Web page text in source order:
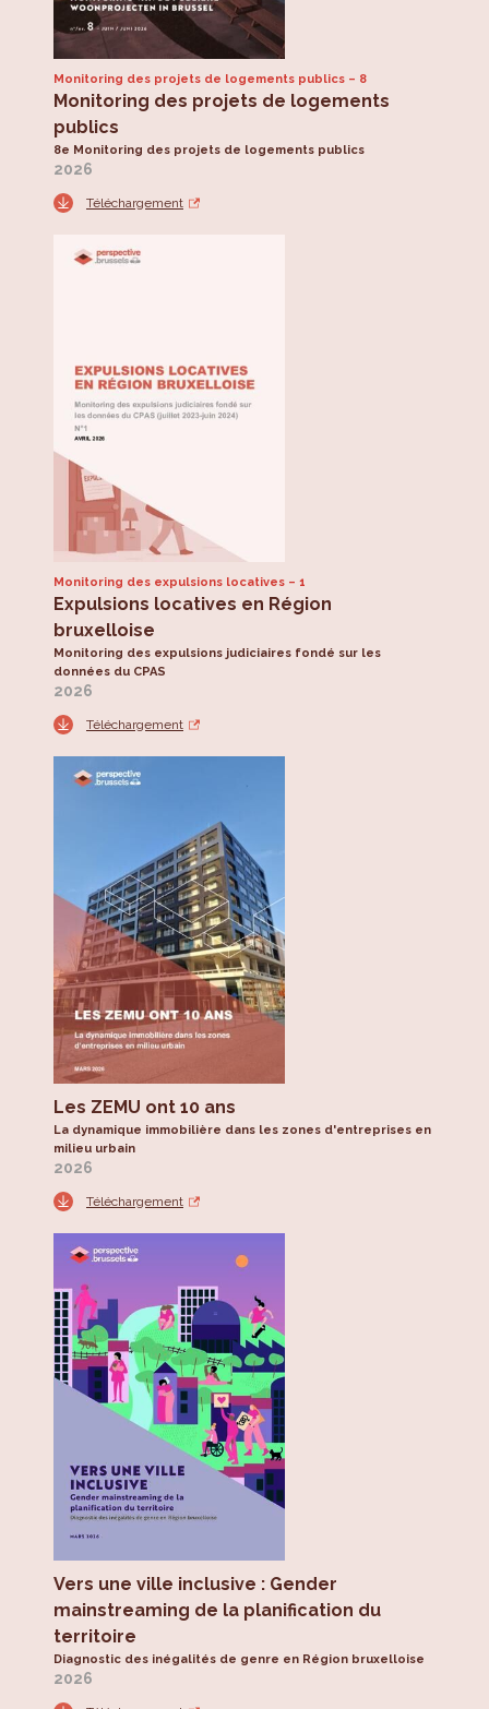
Monitoring des projets de logements publics 8
Monitoring des projets de logements
publics
8e Monitoring des projets de logements publics
2026
Téléchargement
Monitoring des expulsions locatives 1
Expulsions locatives en Région
bruxelloise
Monitoring des expulsions judiciaires fondé sur les
données du CPAS
2026
Téléchargement
Les ZEMU ont 10 ans
La dynamique immobilière dans les zones d'entreprises en
milieu urbain
2026
Téléchargement
Vers une ville inclusive : Gender
mainstreaming de la planification du
territoire
Diagnostic des inégalités de genre en Région bruxelloise
2026